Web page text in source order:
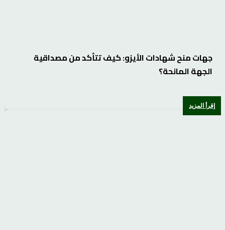
جهات منح شهادات الأيزو: كيف تتأكد من مصداقية
الجهة المانحة؟
إقرأ المزيد